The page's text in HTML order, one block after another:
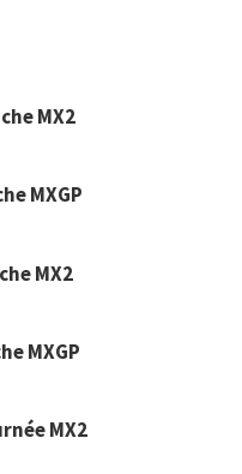
MX2
MXGP
MX2
MXGP
MX2